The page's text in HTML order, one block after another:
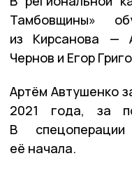
Тамбовщины»
из Кирсанова —
Чернов и Егор
Артём Автушенко
2021 года, за
В
её начала.